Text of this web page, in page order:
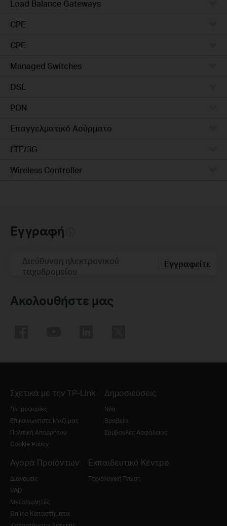
Load Balance Gateways
CPE
CPE
Managed Switches
DSL
PON
Επαγγελματικό Ασύρματο
LTE/3G
Wireless Controller
Εγγραφή
Διεύθυνση ηλεκτρονικού
ταχυδρομείου
Εγγραφείτε
Ακολουθήστε μας
Σχετικά με την TP-Link
Πληροφορίες
Επικοινωνήστε Μαζί μας
Πολιτική Απορρήτου
Cookie Policy
Δημοσιεύσεις
Νέα
Βραβεία
Συμβουλές Ασφάλειας
Αγορά Προϊόντων
Διανομείς
VAD
Μεταπωλητές
Online Καταστήματα
Εκπαιδευτικό Κέντρο
Τεχνολογική Γνώση